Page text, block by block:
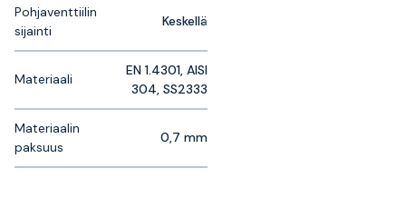
Pohjaventtiilin
sijainti
Keskellä
Materiaali
EN 1.4301, AISI
304, SS2333
Materiaalin
paksuus
0,7 mm